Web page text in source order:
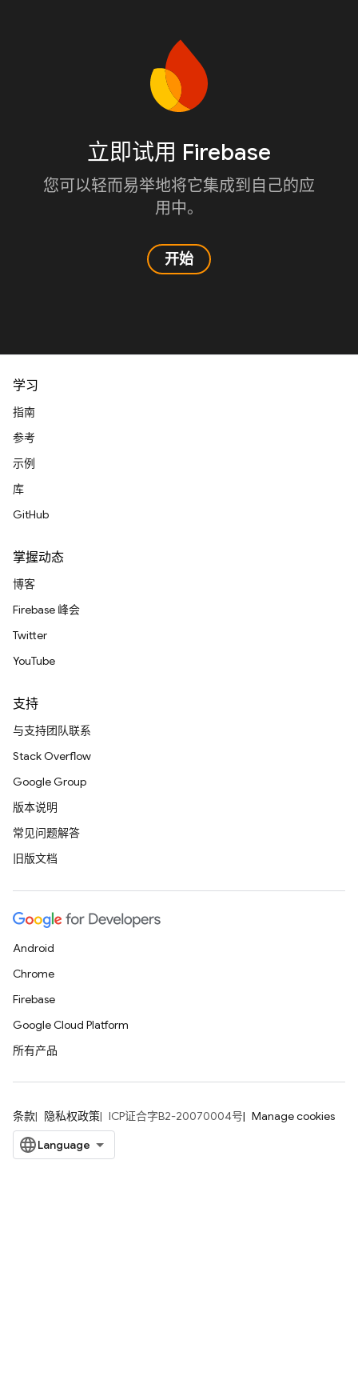
立即试用 Firebase
您可以轻而易举地将它集成到自己的应
用中。
开始
学习
指南
参考
示例
库
GitHub
掌握动态
博客
Firebase 峰会
Twitter
YouTube
支持
与支持团队联系
Stack Overflow
Google Group
版本说明
常见问题解答
旧版文档
Android
Chrome
Firebase
Google Cloud Platform
所有产品
条款 隐私权政策 ICP证合字B2-20070004号 Manage cookies